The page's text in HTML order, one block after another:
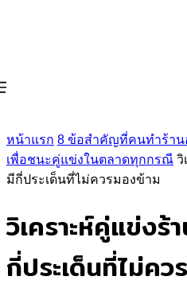
หน้าแรก 8 ข้อสำคัญที่คนทำร้าน
เพื่อชนะคู่แข่งในตลาดทุกกรณี วิ
มีกี่ประเด็นที่ไม่ควรมองข้าม
วิเคราะห์คู่แข่งร้
กี่ประเด็นที่ไม่คว